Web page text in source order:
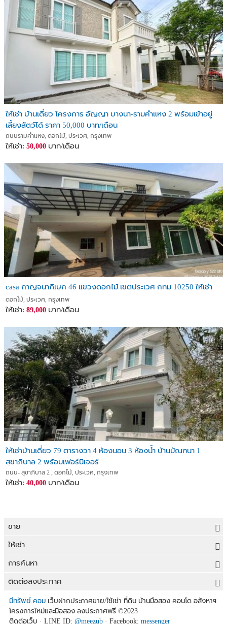
ให้เช่า บ้านเดี่ยว โครงการ อัญญา บางนา-รามคำแหง 2 พร้อมเข้าอยู่
เลี้ยงสัตว์ได้ ราคา 50,000 บาท/เดือน
ถนนรามคำแหง, ดอกไม้, ประเวศ, กรุงเทพ
ให้เช่า: 50,000 บาท/เดือน
casa กาญจนาภิเษก 46 แขวงดอกไม้ เขตประเวศ กทม 10250 ให้เช่า
ดอกไม้, ประเวศ, กรุงเทพ
ให้เช่า: 89,000 บาท/เดือน
ให้เช่าบ้านเดี่ยว 79 ตารางวา 4 ห้องนอน 3 ห้องน้ำ บ้านมัณฑนา 1
สุขาภิบาล 2 พร้อมเฟอร์นิเจอร์
ถนน- สุขาภิบาล 2 , ดอกไม้, ประเวศ, กรุงเทพ
ให้เช่า: 40,000 บาท/เดือน
ขาย
ขายที่ดิน
ขายบ้าน
ขายคอนโด
ขายอาคารพาณิชย์
ให้เช่า
ให้เช่าที่ดิน
ให้เช่าบ้าน
ให้เช่าคอนโด
ให้เช่าทาวน์เฮาส์
การค้นหา
ขายที่ดิน
ประกาศขายที่ดิน
ที่ดินราคาถูก
ติดต่อลงประกาศ
ลงประกาศขายฟรี
ลงประกาศให้เช่าฟรี
มีทรัพย์.คอม เว็บฝากประกาศขาย/ใช้เช่า ที่ดิน บ้านมือสอง คอนโด อสังหาฯ
โครงการใหม่และมือสอง ลงประกาศฟรี ©2023
ติดต่อเว็บ · LINE ID: @meezub · Facebook: messenger